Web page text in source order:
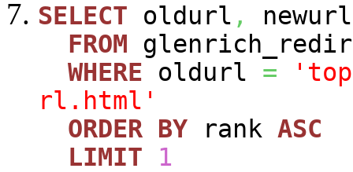
SELECT oldurl ,
newurl
FROM
WHERE oldurl =
rl.html'
ORDER BY rank ASC
LIMIT
1